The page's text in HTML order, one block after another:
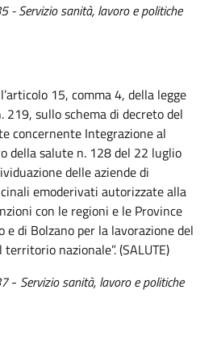
Servizio sanità, lavoro e politiche
15, comma 4, della legge
sullo schema di decreto del
concernente Integrazione al
della salute n. 128 del 22 luglio
delle aziende di
emoderivati autorizzate alla
con le regioni e le Province
e di Bolzano per la lavorazione del
nazionale”. (SALUTE)
- Servizio sanità, lavoro e politiche